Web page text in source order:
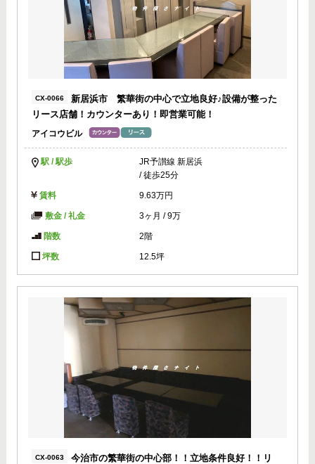
CX-0066
新居浜市 繁華街の中心で立地良好♪設備が整った
リース店舗！カウンターあり！即営業可能！
アイコウビル
駅 / 駅歩
JR予讃線 新居浜
/ 徒歩25分
賃料 9.63万円
敷金 / 礼金 3ヶ月 /9万
階数 2階
坪数 12.5坪
CX-0063
今治市の繁華街の中心部！！立地条件良好！！リ